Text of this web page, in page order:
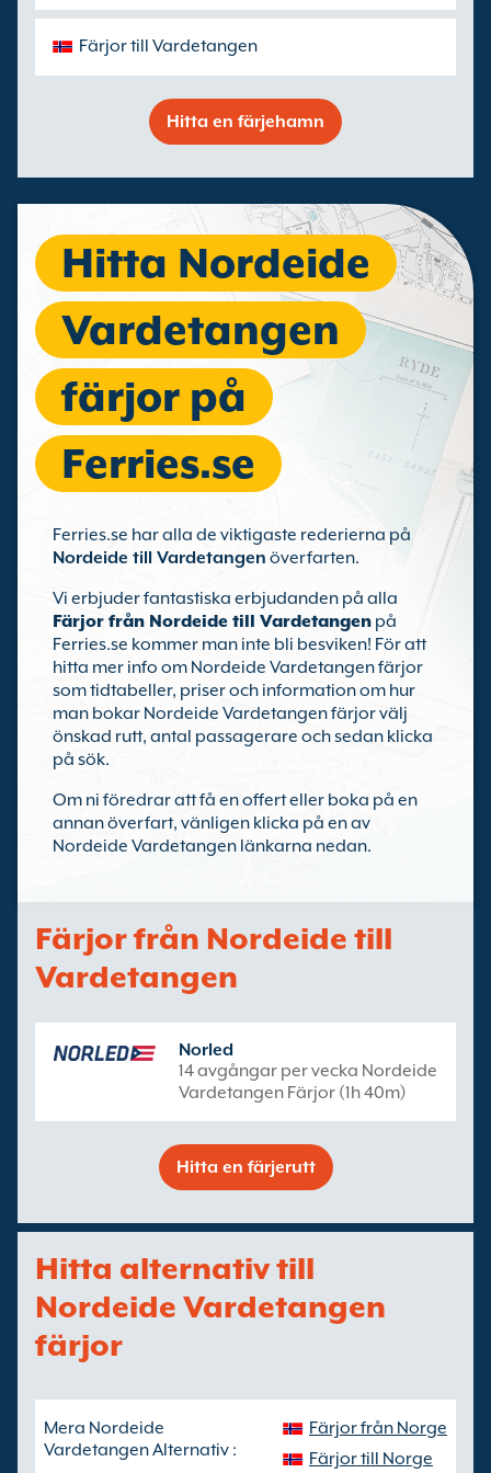
Färjor till Vardetangen
Hitta en färjehamn
Hitta Nordeide
Vardetangen
färjor på
Ferries.se
Ferries.se har alla de viktigaste rederierna på
Nordeide till Vardetangen överfarten.
Vi erbjuder fantastiska erbjudanden på alla
Färjor från Nordeide till Vardetangen på
Ferries.se kommer man inte bli besviken! För att
hitta mer info om Nordeide Vardetangen färjor
som tidtabeller, priser och information om hur
man bokar Nordeide Vardetangen färjor välj
önskad rutt, antal passagerare och sedan klicka
på sök.
Om ni föredrar att få en offert eller boka på en
annan överfart, vänligen klicka på en av
Nordeide Vardetangen länkarna nedan.
Färjor från Nordeide till
Vardetangen
Norled
14 avgångar per vecka Nordeide
Vardetangen Färjor (1h 40m)
Hitta en färjerutt
Hitta alternativ till
Nordeide Vardetangen
färjor
Mera Nordeide
Vardetangen Alternativ :
Färjor från Norge
Färjor till Norge